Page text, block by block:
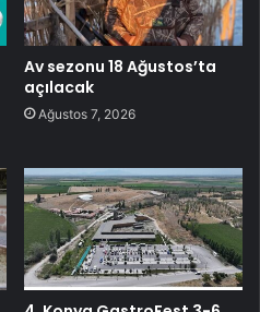
Av sezonu 18 Ağustos’ta
açılacak
Ağustos 7, 2026